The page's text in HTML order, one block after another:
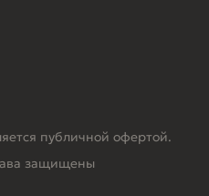
публичной офертой.
защищены